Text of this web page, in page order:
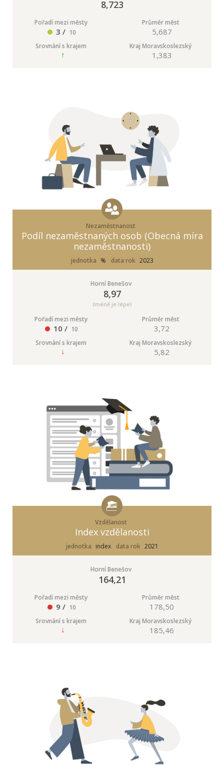
8,723
Pořadí mezi městy
3 / 10
Průměr měst
5,687
Srovnání s krajem Kraj Moravskoslezský
1,383
Nezaměstnanost
Podíl nezaměstnaných osob (Obecná míra
nezaměstnanosti)
jednotka % data rok 2023
Horní Benešov
8,97
(méně je lépe)
Pořadí mezi městy
10 / 10
Průměr měst
3,72
Srovnání s krajem Kraj Moravskoslezský
5,82
Vzdělanost
Index vzdělanosti
jednotka index data rok 2021
Horní Benešov
164,21
Pořadí mezi městy
9 / 10
Průměr měst
178,50
Srovnání s krajem Kraj Moravskoslezský
185,46